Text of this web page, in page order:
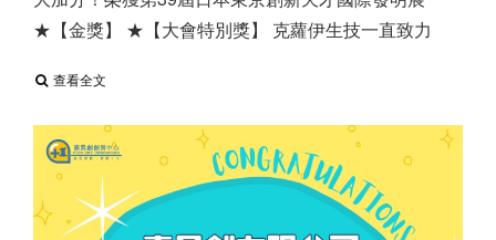
★【金獎】 ★【大會特別獎】 克蘿伊生技一直致力
查看全文